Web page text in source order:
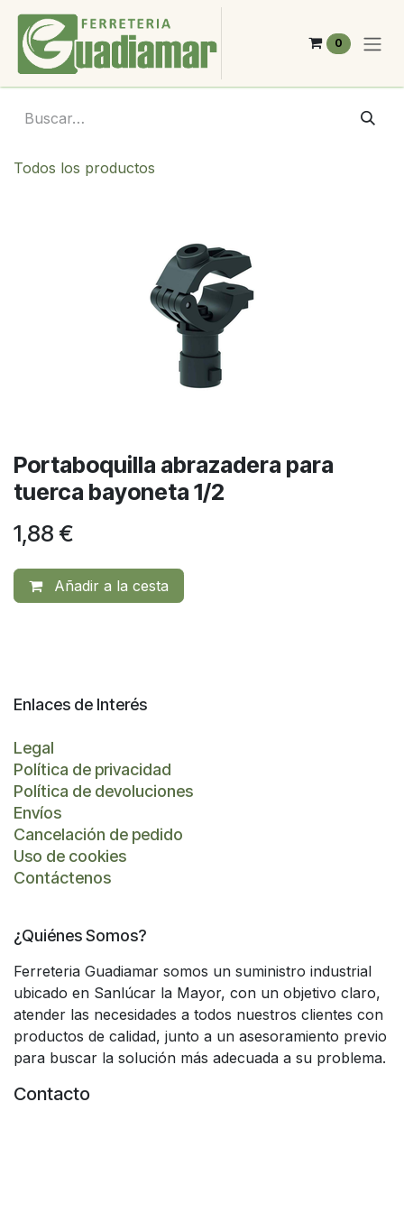
Ir al contenido
0
Todos los productos
Portaboquilla abrazadera para
tuerca bayoneta 1/2
1,88 €
Añadir a la cesta
Enlaces de Interés
Legal
Política de privacidad
Política de devoluciones
Envíos
Cancelación de pedido
Uso de cookies
Contáctenos
¿Quiénes Somos?
Ferreteria Guadiamar somos un suministro industrial
ubicado en Sanlúcar la Mayor, con un objetivo claro,
atender las necesidades a todos nuestros clientes con
productos de calidad, junto a un asesoramiento previo
para buscar la solución más adecuada a su problema.
Contacto